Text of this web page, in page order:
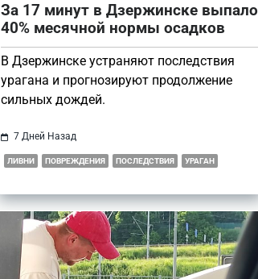
За 17 минут в Дзержинске выпало
40% месячной нормы осадков
В Дзержинске устраняют последствия
урагана и прогнозируют продолжение
сильных дождей.
7 Дней Назад
ЛИВНИ ПОВРЕЖДЕНИЯ ПОСЛЕДСТВИЯ УРАГАН